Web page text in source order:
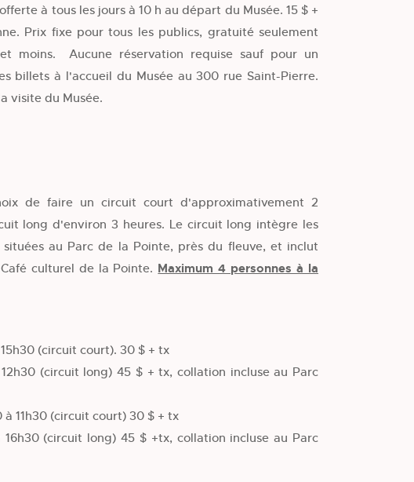
à tous les jours à 10 h au départ du Musée. 15 $ +
Prix fixe pour tous les publics, gratuité seulement
moins. Aucune réservation requise sauf pour un
billets à l'accueil du Musée au 300 rue Saint-Pierre.
visite du Musée.
de faire un circuit court d'approximativement 2
long d'environ 3 heures. Le circuit long intègre les
au Parc de la Pointe, près du fleuve, et inclut
culturel de la Pointe. Maximum 4 personnes à la
(circuit court). 30 $ + tx
(circuit long) 45 $ + tx, collation incluse au Parc
11h30 (circuit court) 30 $ + tx
16h30 (circuit long) 45 $ +tx, collation incluse au Parc